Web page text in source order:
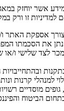
אשר יוחזק
זו ורק
אספקת האתר
את הסכמתו
לצד שלישי ו/או
ובהתחייבויות
למנהלי קרנות
מוסדיים
הביטוח